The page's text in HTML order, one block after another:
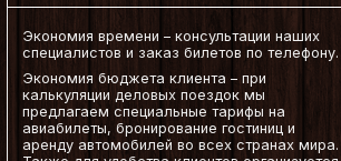
Экономия времени – консультации наших
специалистов и заказ билетов по телефону.
Экономия бюджета клиента – при
калькуляции деловых поездок мы
предлагаем специальные тарифы на
авиабилеты, бронирование гостиниц и
аренду автомобилей во всех странах мира.